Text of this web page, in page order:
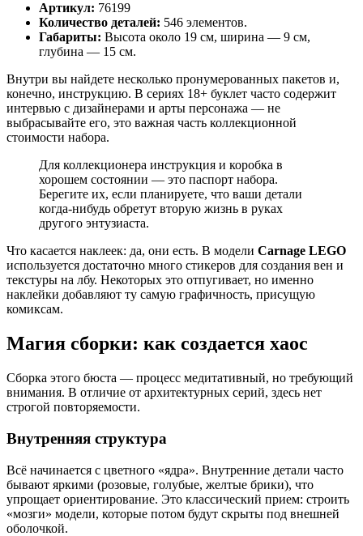
Артикул: 76199
Количество деталей: 546 элементов.
Габариты: Высота около 19 см, ширина — 9 см,
глубина — 15 см.
Внутри вы найдете несколько пронумерованных пакетов и,
конечно, инструкцию. В сериях 18+ буклет часто содержит
интервью с дизайнерами и арты персонажа — не
выбрасывайте его, это важная часть коллекционной
стоимости набора.
Для коллекционера инструкция и коробка в
хорошем состоянии — это паспорт набора.
Берегите их, если планируете, что ваши детали
когда-нибудь обретут вторую жизнь в руках
другого энтузиаста.
Что касается наклеек: да, они есть. В модели Carnage LEGO
используется достаточно много стикеров для создания вен и
текстуры на лбу. Некоторых это отпугивает, но именно
наклейки добавляют ту самую графичность, присущую
комиксам.
Магия сборки: как создается хаос
Сборка этого бюста — процесс медитативный, но требующий
внимания. В отличие от архитектурных серий, здесь нет
строгой повторяемости.
Внутренняя структура
Всё начинается с цветного «ядра». Внутренние детали часто
бывают яркими (розовые, голубые, желтые брики), что
упрощает ориентирование. Это классический прием: строить
«мозги» модели, которые потом будут скрыты под внешней
оболочкой.